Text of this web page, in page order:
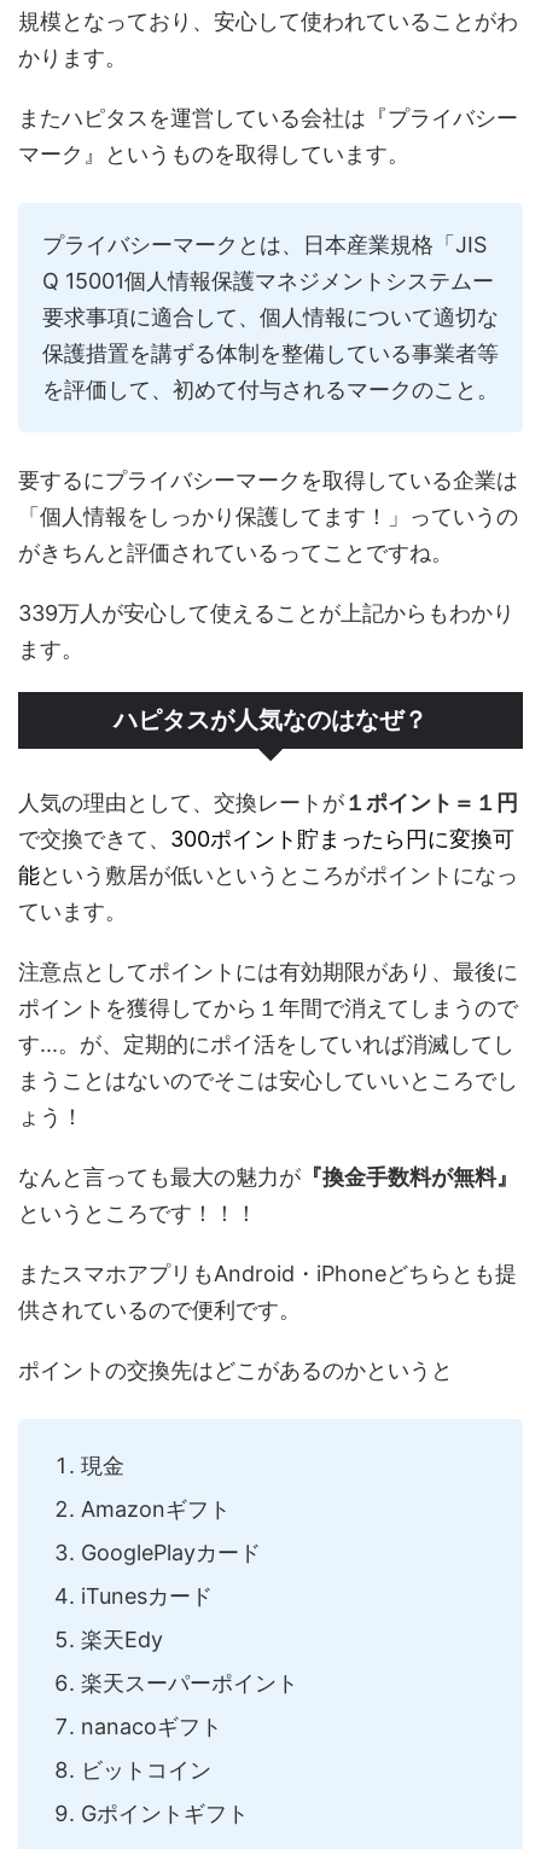
規模となっており、安心して使われていることがわ
かります。
またハピタスを運営している会社は『プライバシー
マーク』というものを取得しています。
プライバシーマークとは、日本産業規格「JIS
Q 15001個人情報保護マネジメントシステムー
要求事項に適合して、個人情報について適切な
保護措置を講ずる体制を整備している事業者等
を評価して、初めて付与されるマークのこと。
要するにプライバシーマークを取得している企業は
「個人情報をしっかり保護してます！」っていうの
がきちんと評価されているってことですね。
339万人が安心して使えることが上記からもわかり
ます。
ハピタスが人気なのはなぜ？
人気の理由として、交換レートが１ポイント＝１円
で交換できて、 300ポイント貯まったら円に変換可
能という敷居が低いというところがポイントになっ
ています。
注意点としてポイントには有効期限があり、最後に
ポイントを獲得してから１年間で消えてしまうので
す...。が、定期的にポイ活をしていれば消滅してし
まうことはないのでそこは安心していいところでし
ょう！
なんと言っても最大の魅力が 『換金手数料が無料』
というところです！！！
またスマホアプリもAndroid・iPhoneどちらとも提
供されているので便利です。
ポイントの交換先はどこがあるのかというと
現金
Amazonギフト
GooglePlayカード
iTunesカード
楽天Edy
楽天スーパーポイント
nanacoギフト
ビットコイン
Gポイントギフト